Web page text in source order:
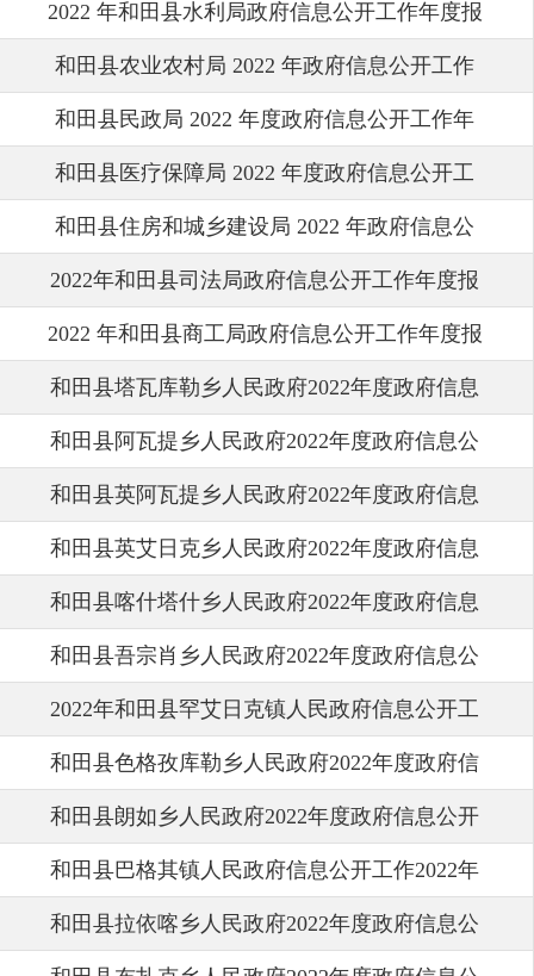
告
2022 年和田县水利局政府信息公开工作年度报
告
和田县农业农村局 2022 年政府信息公开工作
年度报告
和田县民政局 2022 年度政府信息公开工作年
度报告
和田县医疗保障局 2022 年度政府信息公开工
作年度报告
和田县住房和城乡建设局 2022 年政府信息公
开工作年度报告
2022年和田县司法局政府信息公开工作年度报
告
2022 年和田县商工局政府信息公开工作年度报
告
和田县塔瓦库勒乡人民政府2022年度政府信息
公开工作年度报告
和田县阿瓦提乡人民政府2022年度政府信息公
开工作年度报告
和田县英阿瓦提乡人民政府2022年度政府信息
公开工作年度报告
和田县英艾日克乡人民政府2022年度政府信息
公开工作年度报告
和田县喀什塔什乡人民政府2022年度政府信息
公开工作年度报告
和田县吾宗肖乡人民政府2022年度政府信息公
开工作年度报告
2022年和田县罕艾日克镇人民政府信息公开工
作年度报告
和田县色格孜库勒乡人民政府2022年度政府信
息公开工作年度报告
和田县朗如乡人民政府2022年度政府信息公开
工作年度报告
和田县巴格其镇人民政府信息公开工作2022年
度报告
和田县拉依喀乡人民政府2022年度政府信息公